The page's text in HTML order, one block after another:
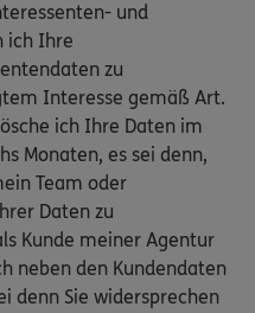
und
ich Ihre
zu
Interesse gemäß Art.
ich Ihre Daten im
Monaten, es sei denn,
Team oder
Daten zu
Kunde meiner Agentur
neben den Kundendaten
denn Sie widersprechen